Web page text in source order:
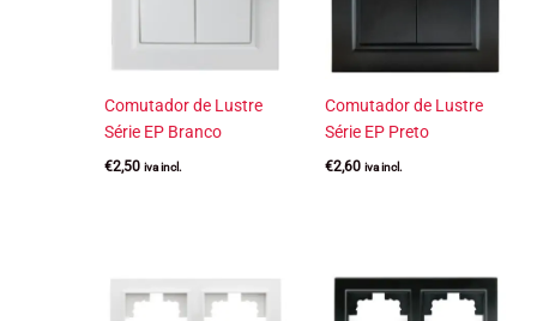
Comutador de Lustre
Série EP Branco
€2,50 iva incl.
Comutador de Lustre
Série EP Preto
€2,60 iva incl.